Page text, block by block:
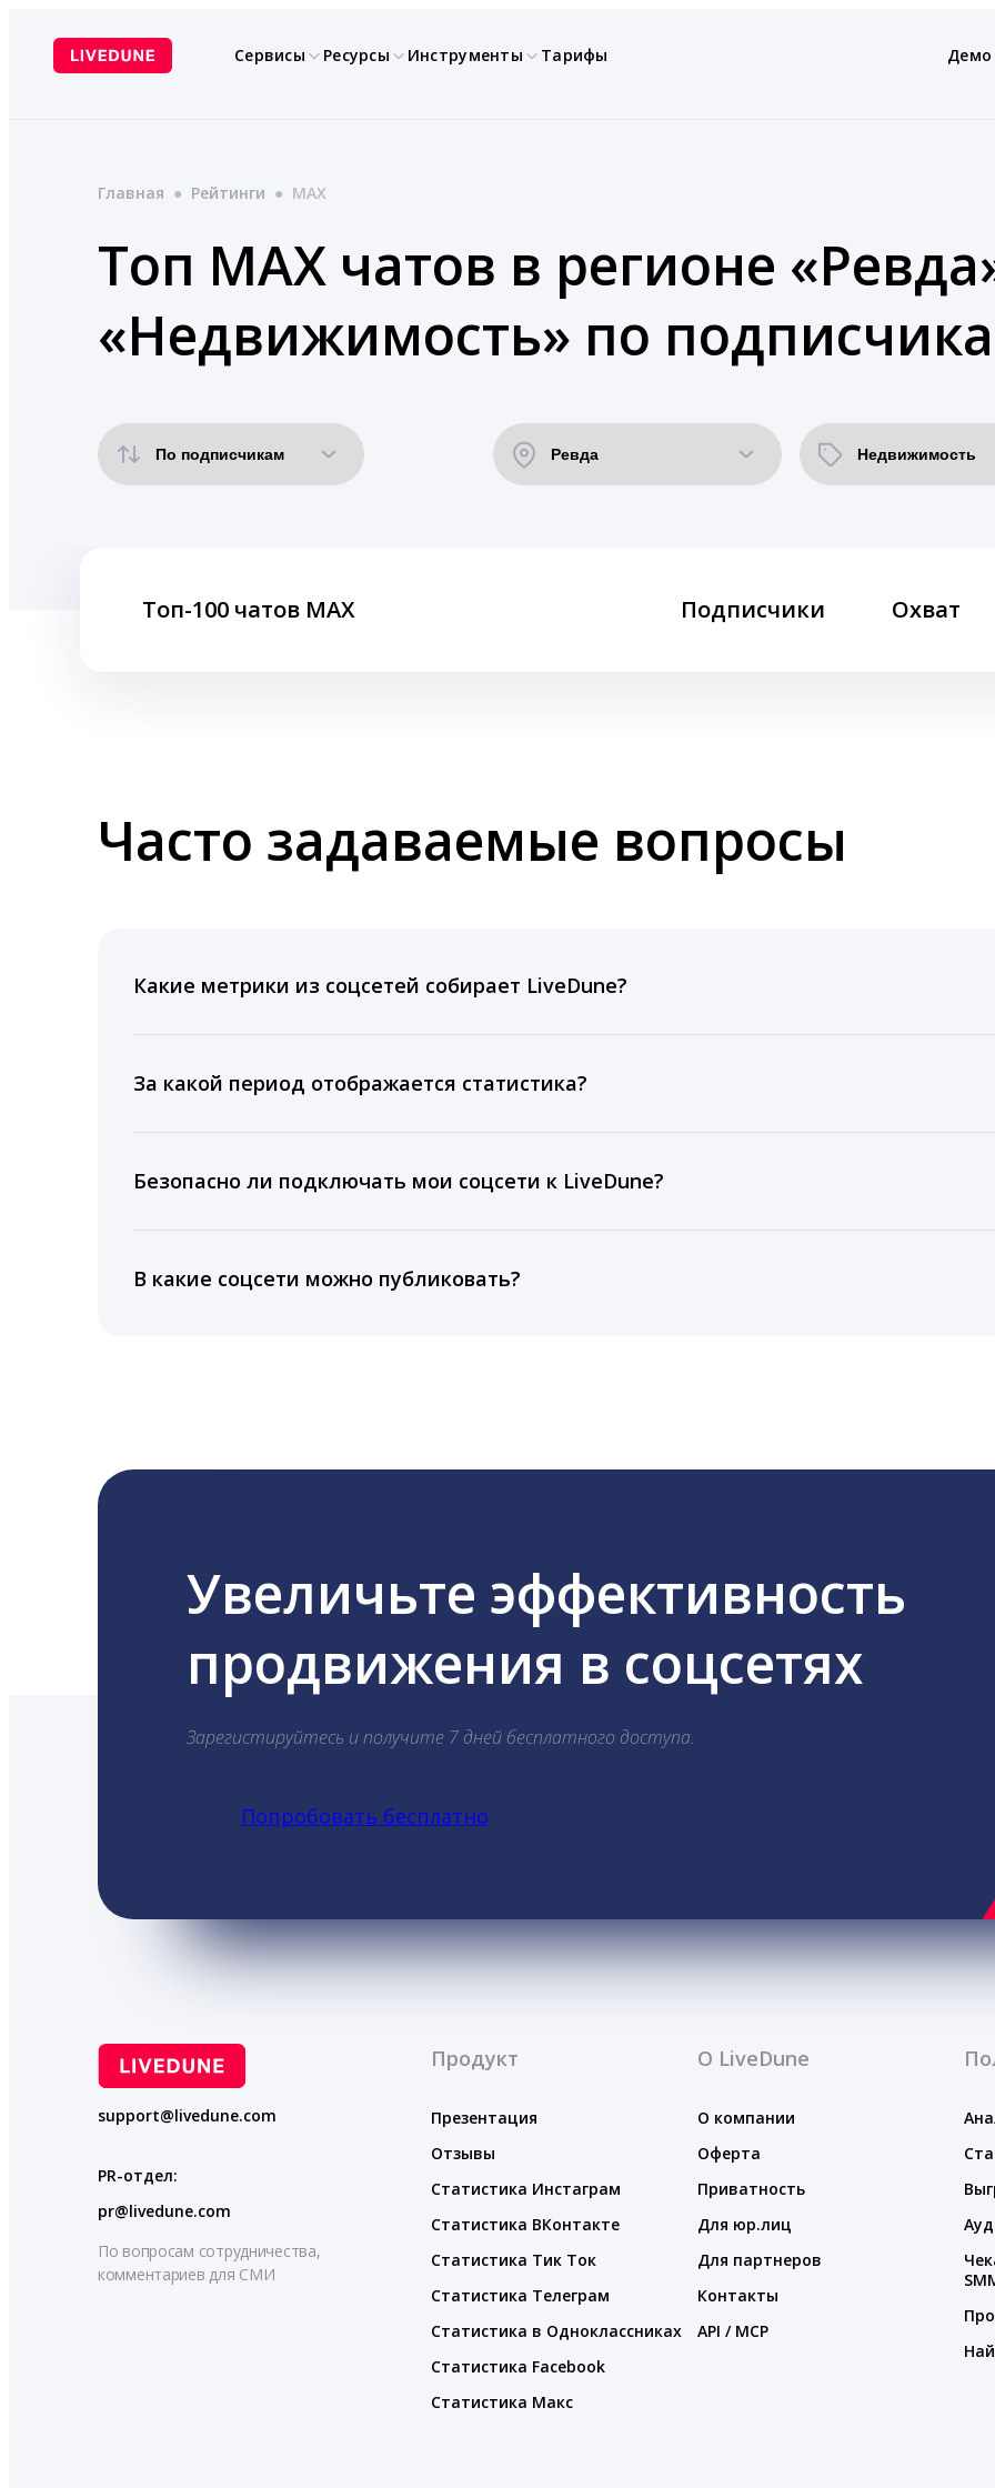
содержимому
Сервисы Ресурсы Инструменты Тарифы Демо
Главная ● Рейтинги ● MAX
Топ MAX чатов в регионе
«Недвижимость» по
Топ-100 чатов MAX Подписчики Охват
Часто задаваемые вопросы
Какие метрики из соцсетей собирает LiveDune?
время для публикации, показываем лучшие посты и присылаем автоматические отчеты с
За какой период отображается статистика?
подключении тарифа Блогер. При оплате тарифа Бизнес отображаются сведения за 3 года, а
5 лет.
Безопасно ли подключать мои соцсети к LiveDune?
информацию третьим лицам.
В какие соцсети можно публиковать?
Увеличьте эффективность
продвижения в соцсетях
Зарегистируйтесь и получите 7 дней бесплатного доступа.
Попробовать бесплатно
support@livedune.com
PR-отдел:
pr@livedune.com
По вопросам сотрудничества,
комментариев для СМИ
Продукт
Презентация
Отзывы
Статистика Инстаграм
Статистика ВКонтакте
Статистика Тик Ток
Статистика Телеграм
Статистика в Одноклассниках
Статистика Facebook
Статистика Макс
О LiveDune
О компании
Оферта
Приватность
Для юр.лиц
Для партнеров
Контакты
API / MCP